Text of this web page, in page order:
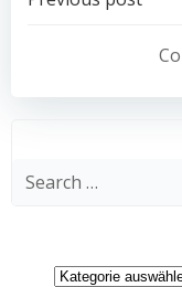
Search
KATEGORIEN